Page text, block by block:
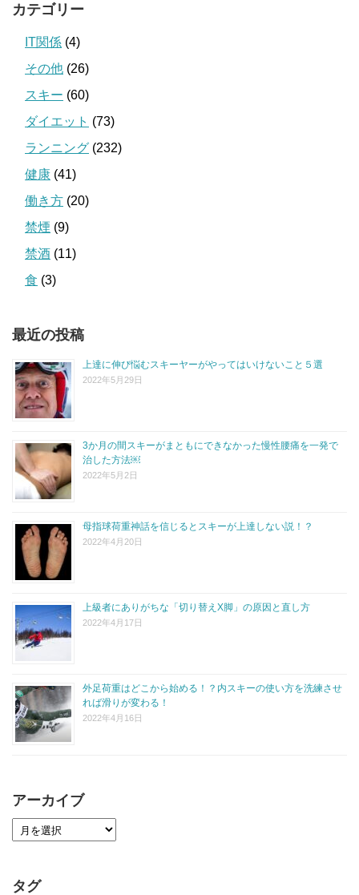
カテゴリー
IT関係 (4)
その他 (26)
スキー (60)
ダイエット (73)
ランニング (232)
健康 (41)
働き方 (20)
禁煙 (9)
禁酒 (11)
食 (3)
最近の投稿
上達に伸び悩むスキーヤーがやってはいけないこと５選
2022年5月29日
3か月の間スキーがまともにできなかった慢性腰痛を一発で
治した方法￼
2022年5月2日
母指球荷重神話を信じるとスキーが上達しない説！？
2022年4月20日
上級者にありがちな「切り替えX脚」の原因と直し方
2022年4月17日
外足荷重はどこから始める！？内スキーの使い方を洗練させ
れば滑りが変わる！
2022年4月16日
アーカイブ
タグ